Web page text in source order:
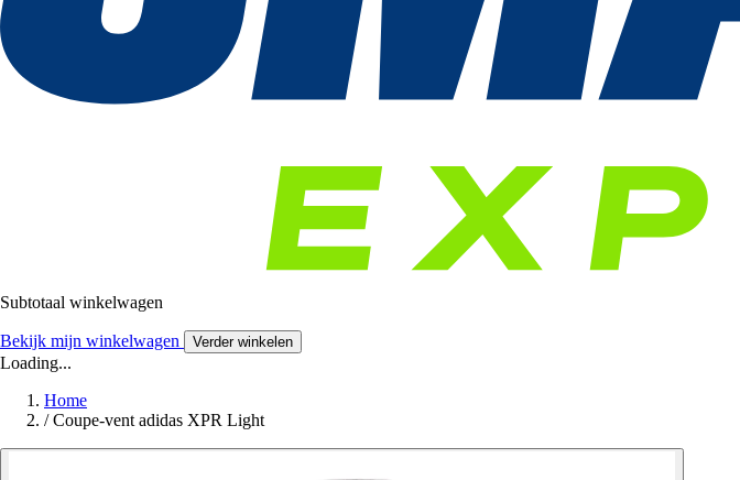
Subtotaal winkelwagen
Bekijk mijn winkelwagen Verder winkelen
Loading...
Home
/ Coupe-vent adidas XPR Light